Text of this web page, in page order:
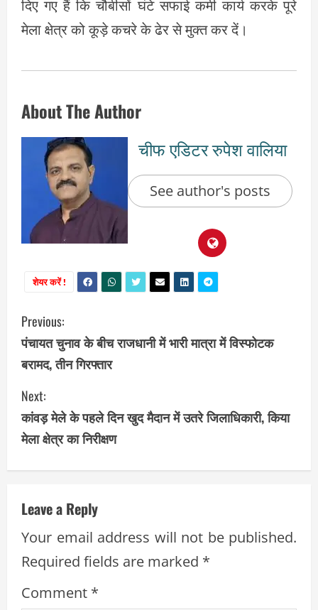
दिए गए हैं कि चौबीसों घंटे सफाई कर्मी कार्य करके पूरे
मेला क्षेत्र को कूड़े कचरे के ढेर से मुक्त कर दें।
About The Author
चीफ एडिटर रुपेश वालिया
See author's posts
शेयर करें !
C
o
n
t
i
n
u
e
R
e
Previous:
पंचायत चुनाव के बीच राजधानी में भारी मात्रा में विस्फोटक
बरामद, तीन गिरफ्तार
Next:
कांवड़ मेले के पहले दिन खुद मैदान में उतरे जिलाधिकारी, किया
मेला क्षेत्र का निरीक्षण
Leave a Reply
Your email address will not be published.
Required fields are marked *
Comment *